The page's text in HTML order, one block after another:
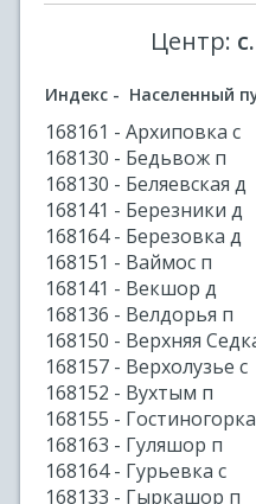
Центр:
Индекс - Населенный
168161 - Архиповка с
168130 - Бедьвож п
168130 - Беляевская д
168141 - Березники д
168164 - Березовка д
168151 - Ваймос п
168141 - Векшор д
168136 - Велдорья п
168150 - Верхняя
168157 - Верхолузье с
168152 - Вухтым п
168155 -
168163 - Гуляшор п
168164 - Гурьевка с
168133 - Гыркашор п